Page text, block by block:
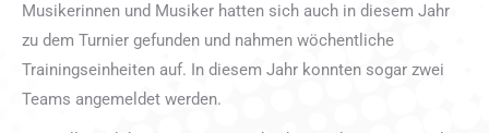
Musikerinnen und Musiker hatten sich auch in diesem Jahr
zu dem Turnier gefunden und nahmen wöchentliche
Trainingseinheiten auf. In diesem Jahr konnten sogar zwei
Teams angemeldet werden.